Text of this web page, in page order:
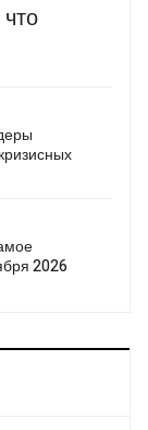
2026